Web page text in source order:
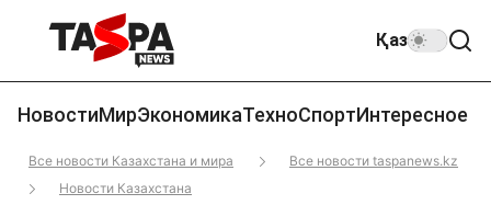
Қаз
НовостиМирЭкономикаТехноСпортИнтересное
Все новости Казахстана и мира
Все новости taspanews.kz
Новости Казахстана